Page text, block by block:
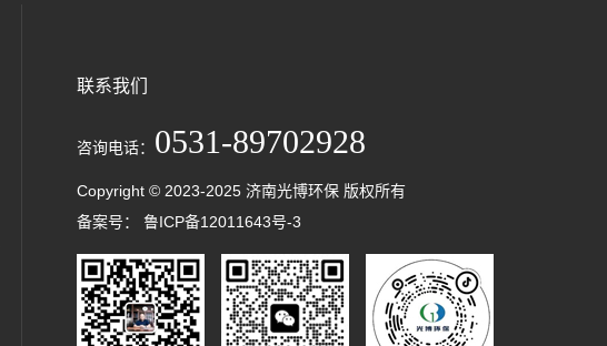
联系我们
咨询电话： 0531-89702928
Copyright © 2023-2025 济南光博环保 版权所有
备案号： 鲁ICP备12011643号-3